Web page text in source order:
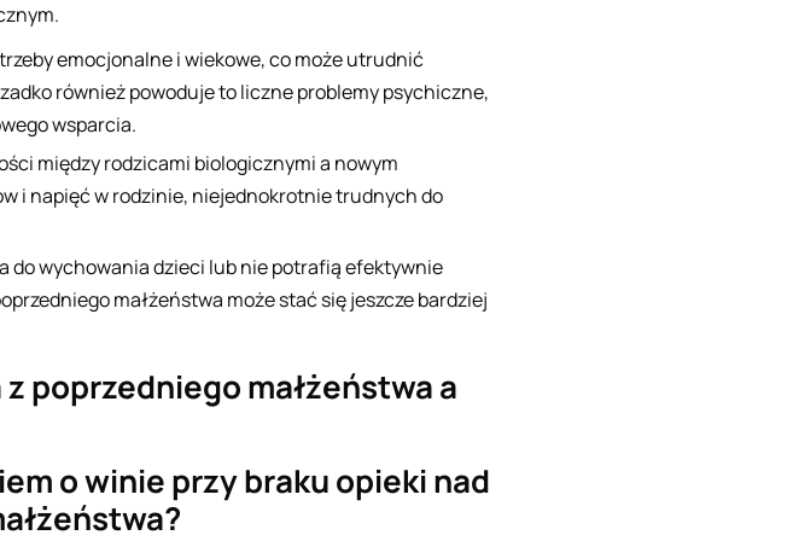
emocjonalne i wiekowe, co może utrudnić
również powoduje to liczne problemy psychiczne,
wsparcia.
między rodzicami biologicznymi a nowym
i napięć w rodzinie, niejednokrotnie trudnych do
do wychowania dzieci lub nie potrafią efektywnie
małżeństwa może stać się jeszcze bardziej
poprzedniego małżeństwa a
o winie przy braku opieki nad